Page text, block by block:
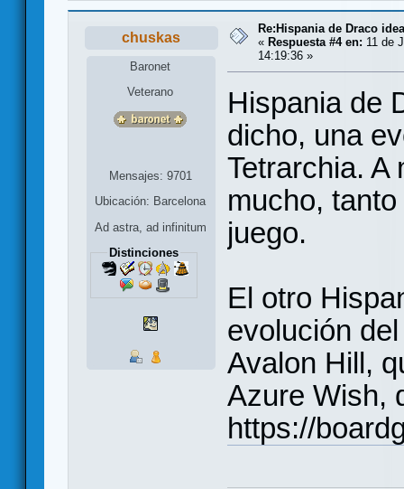
chuskas
Baronet
Veterano
Mensajes: 9701
Ubicación: Barcelona
Ad astra, ad infinitum
Distinciones
Re:Hispania de Draco
« Respuesta #4 en: 11 de
14:19:36 »
Hispania de
dicho, una
Tetrarchia. A
mucho,
juego.
El otro
evolución
Avalon Hill,
Azure Wish,
https://